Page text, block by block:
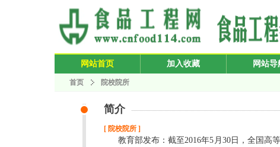
网站首页 加入收藏 网站导
首页 院校院所
简介
[ 院校院所 ]
教育部发布：截至2016年5月30日，全国高